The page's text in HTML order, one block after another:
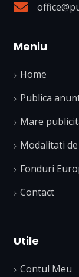
Meniu
Home
Publica
Mare
Modalitati
Fonduri
Contact
Utile
Contul Meu